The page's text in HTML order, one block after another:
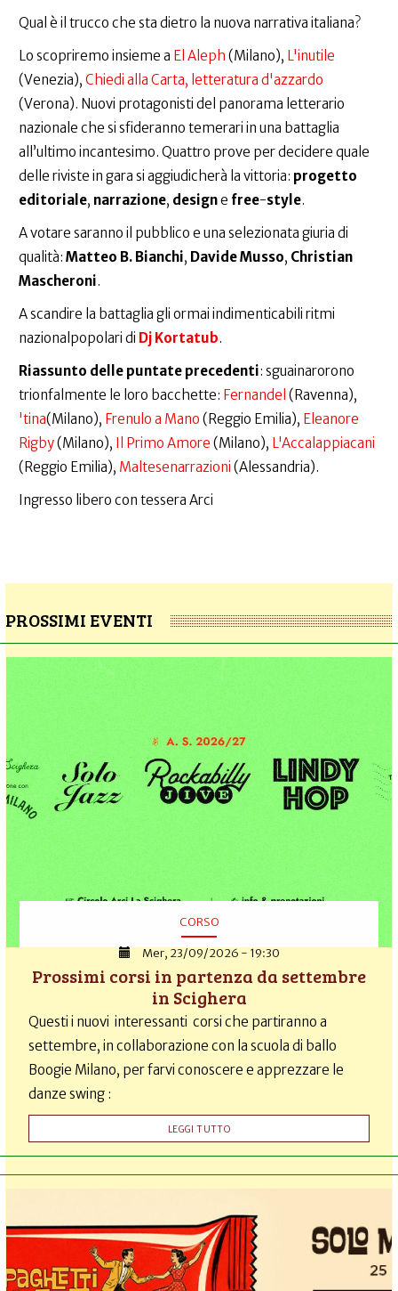
Qual è il trucco che sta dietro la nuova narrativa italiana?
Lo scopriremo insieme a El Aleph (Milano), L'inutile
(Venezia), Chiedi alla Carta, letteratura d'azzardo
(Verona). Nuovi protagonisti del panorama letterario
nazionale che si sfideranno temerari in una battaglia
all’ultimo incantesimo. Quattro prove per decidere quale
delle riviste in gara si aggiudicherà la vittoria: progetto
editoriale, narrazione, designe free-style.
A votare saranno il pubblico e una selezionata giuria di
qualità: Matteo B. Bianchi, Davide Musso, Christian
Mascheroni.
A scandire la battaglia gli ormai indimenticabili ritmi
nazionalpopolari di Dj Kortatub.
Riassunto delle puntate precedenti: sguainarorono
trionfalmente le loro bacchette: Fernandel (Ravenna),
'tina(Milano), Frenulo a Mano (Reggio Emilia), Eleanore
Rigby(Milano), Il Primo Amore (Milano), L'Accalappiacani
(Reggio Emilia), Maltesenarrazioni (Alessandria).
Ingresso libero con tessera Arci
PROSSIMI EVENTI
CORSO
Mer, 23/09/2026 - 19:30
Prossimi corsi in partenza da settembre
in Scighera
Questi i nuovi interessanti corsi che partiranno a
settembre, in collaborazione con la scuola di ballo
Boogie Milano, per farvi conoscere e apprezzare le
danze swing :
LEGGI TUTTO